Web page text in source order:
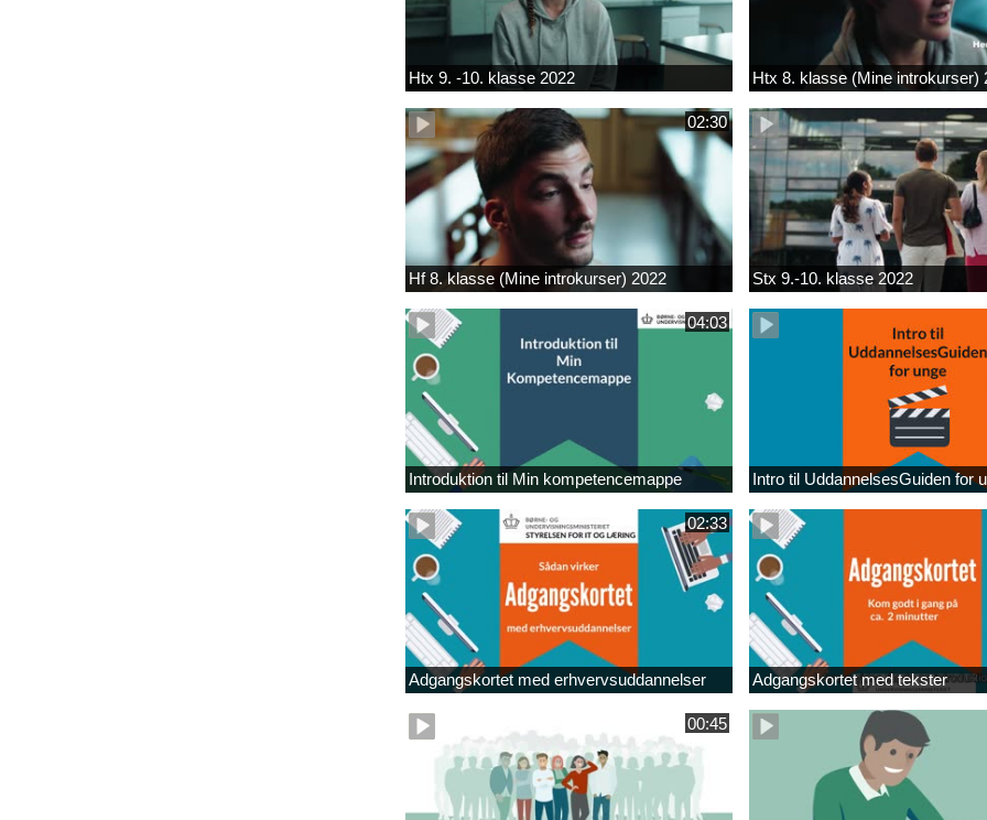
Htx 9. -10. klasse 2022 Htx 8. klasse (Mine introkurser)
02:30
Hf 8. klasse (Mine introkurser) 2022 Stx 9.-10. klasse 2022
04:03
Introduktion til Min kompetencemappe Intro til UddannelsesGuiden for
02:33
Adgangskortet med erhvervsuddannelser Adgangskortet med tekster
00:45